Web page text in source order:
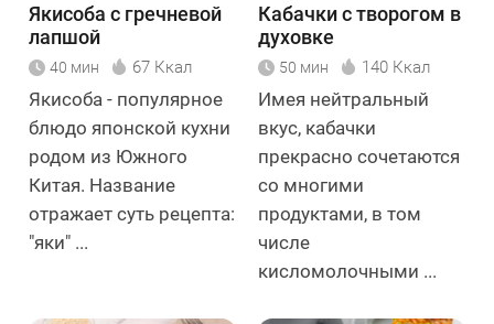
Якисоба с гречневой
лапшой
40 мин 67 Ккал
Якисоба - популярное
блюдо японской кухни
родом из Южного
Китая. Название
отражает суть рецепта:
"яки" ...
Кабачки с творогом в
духовке
50 мин 140 Ккал
Имея нейтральный
вкус, кабачки
прекрасно сочетаются
со многими
продуктами, в том
числе
кисломолочными ...